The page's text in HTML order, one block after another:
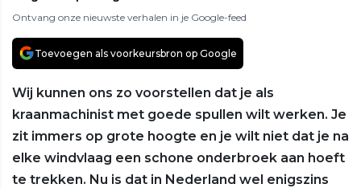
Ontvang onze nieuwste verhalen in je Google-feed
Toevoegen als voorkeursbron op Google
Wij kunnen ons zo voorstellen dat je als
kraanmachinist met goede spullen wilt werken. Je
zit immers op grote hoogte en je wilt niet dat je na
elke windvlaag een schone onderbroek aan hoeft
te trekken. Nu is dat in Nederland wel enigszins